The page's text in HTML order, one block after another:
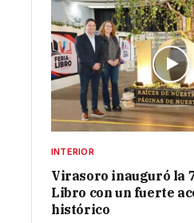
INTERIOR
Virasoro inauguró la
Libro con un fuerte
histórico